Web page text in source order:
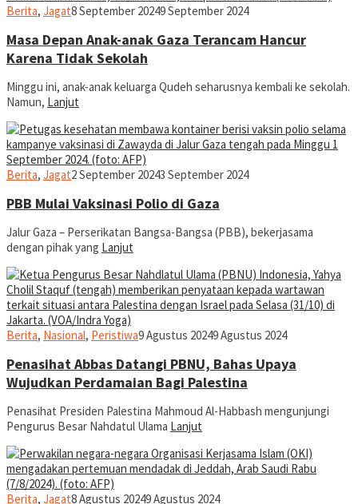
Berita, Jagatjurnal
8 September 20249 September 2024
Masa Depan Anak-anak Gaza Terancam Hancur
Karena Tidak Sekolah
Minggu ini, anak-anak keluarga Qudeh seharusnya kembali ke sekolah.
Namun, Lanjut
Berita, Jagatjurnal
2 September 20243 September 2024
PBB Mulai Vaksinasi Polio di Gaza
Jalur Gaza – Perserikatan Bangsa-Bangsa (PBB), bekerjasama
dengan pihak yang Lanjut
Berita, Nasional, Peristiwajurnal
9 Agustus 20249 Agustus 2024
Penasihat Abbas Datangi PBNU, Bahas Upaya
Wujudkan Perdamaian Bagi Palestina
Penasihat Presiden Palestina Mahmoud Al-Habbash mengunjungi
Pengurus Besar Nahdatul Ulama Lanjut
Berita, Jagatjurnal
8 Agustus 20249 Agustus 2024